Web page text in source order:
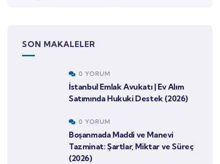
SON MAKALELER
0 YORUM
İstanbul Emlak Avukatı | Ev Alım
Satımında Hukuki Destek (2026)
0 YORUM
Boşanmada Maddi ve Manevi
Tazminat: Şartlar, Miktar ve Süreç
(2026)